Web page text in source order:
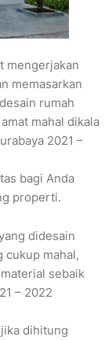
mengerjakan
memasarkan
rumah
mahal dikala
2021 –
bagi Anda
properti.
didesain
cukup mahal,
sebaik
– 2022
dihitung